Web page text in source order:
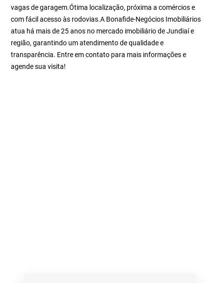
vagas de garagem.Ótima localização, próxima a comércios e
com fácil acesso às rodovias.A Bonafide-Negócios Imobiliários
atua há mais de 25 anos no mercado imobiliário de Jundiaí e
região, garantindo um atendimento de qualidade e
transparência. Entre em contato para mais informações e
agende sua visita!